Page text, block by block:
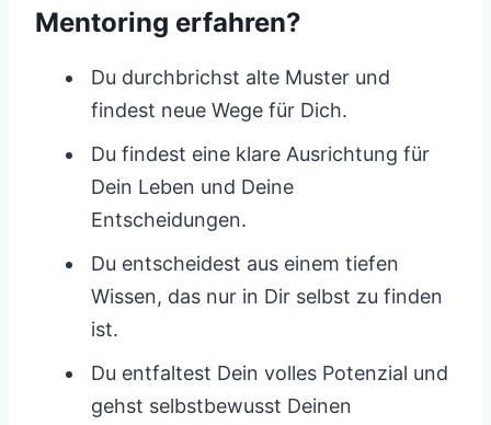
Mentoring erfahren?
Du durchbrichst alte Muster und
findest neue Wege für Dich.
Du findest eine klare Ausrichtung für
Dein Leben und Deine
Entscheidungen.
Du entscheidest aus einem tiefen
Wissen, das nur in Dir selbst zu finden
ist.
Du entfaltest Dein volles Potenzial und
gehst selbstbewusst Deinen